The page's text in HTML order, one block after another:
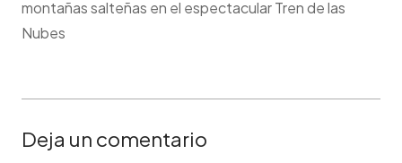
montañas salteñas en el espectacular Tren de las
Nubes
Deja un comentario